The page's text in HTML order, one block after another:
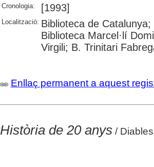
Cronologia: [1993]
Localització: Biblioteca de
Biblioteca Marcel·lí
Virgili; B. Trinitari
Enllaç permanent a aquest
Història de 20 anys/